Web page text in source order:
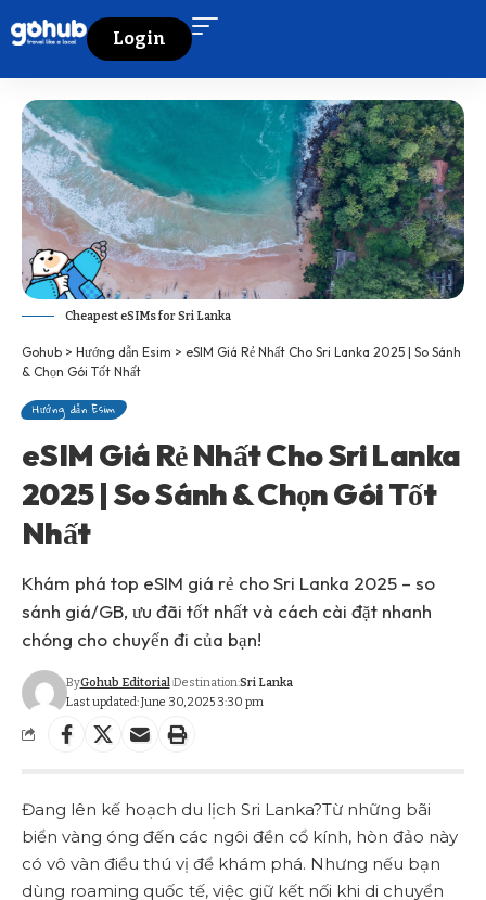
Login
Cheapest eSIMs for Sri Lanka
Gohub > Hướng dẫn Esim > eSIM Giá Rẻ Nhất Cho Sri Lanka 2025 | So Sánh
& Chọn Gói Tốt Nhất
Hướng dẫn Esim
eSIM Giá Rẻ Nhất Cho Sri Lanka
2025 | So Sánh & Chọn Gói Tốt
Nhất
Khám phá top eSIM giá rẻ cho Sri Lanka 2025 – so
sánh giá/GB, ưu đãi tốt nhất và cách cài đặt nhanh
chóng cho chuyến đi của bạn!
Last updated: June 30, 2025 3:30 pm
ByGohub Editorial Destination:Sri Lanka
Đang lên kế hoạch du lịch Sri Lanka?Từ những bãi
biển vàng óng đến các ngôi đền cổ kính, hòn đảo này
có vô vàn điều thú vị để khám phá. Nhưng nếu bạn
dùng roaming quốc tế, việc giữ kết nối khi di chuyển